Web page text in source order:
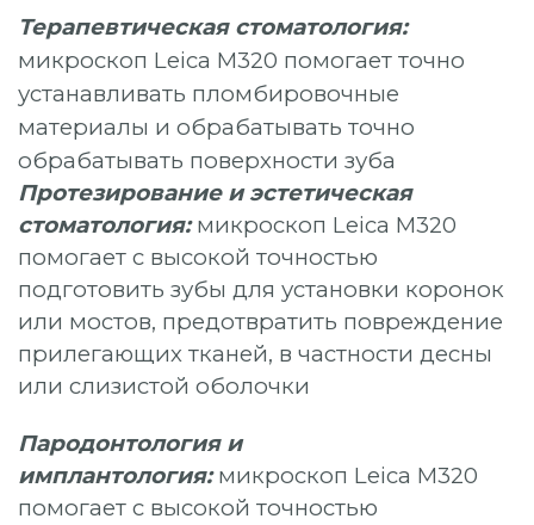
Терапевтическая стоматология:
микроскоп Leica M320 помогает точно
устанавливать пломбировочные
материалы и обрабатывать точно
обрабатывать поверхности зуба
Протезирование и эстетическая
стоматология:микроскоп Leica M320
помогает с высокой точностью
подготовить зубы для установки коронок
или мостов, предотвратить повреждение
прилегающих тканей, в частности десны
или слизистой оболочки
Пародонтология и
имплантология:микроскоп Leica M320
помогает с высокой точностью